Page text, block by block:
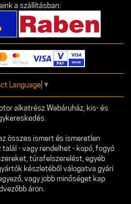
a szállításban:
Language ▼
alkatrész Webáruház, kis- és
összes ismert és ismeretlen
- vagy rendelhet - kopó, fogyó
túrafelszerelést, egyéb
készletéből válogatva gyári
vagy jobb minőséget kap
áron.